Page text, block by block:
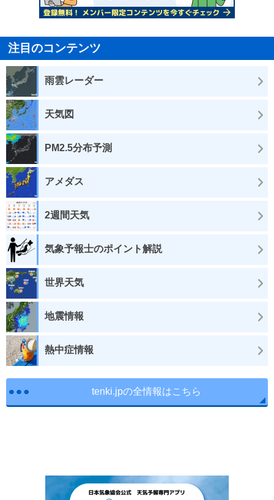
注目のコンテンツ
雨雲レーダー
天気図
PM2.5分布予測
アメダス
2週間天気
気象予報士のポイント解説
世界天気
地震情報
熱中症情報
tenki.jpの全情報はこちら